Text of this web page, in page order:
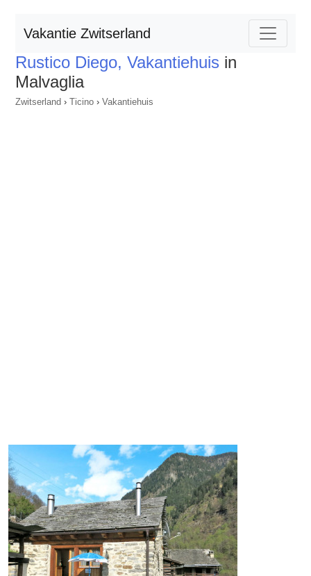
Vakantie Zwitserland
Rustico Diego, Vakantiehuis in
Malvaglia
Zwitserland › Ticino › Vakantiehuis